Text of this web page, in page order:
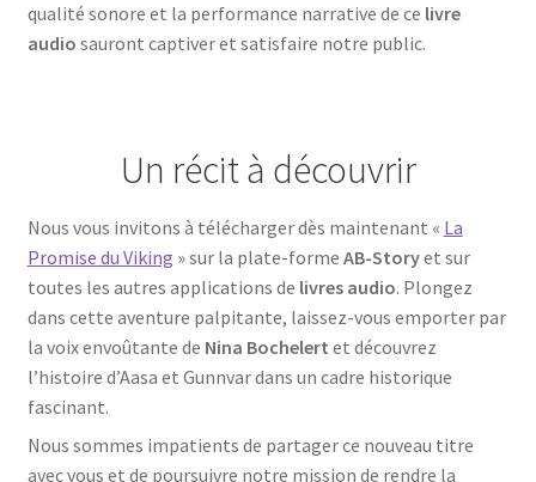
qualité sonore et la performance narrative de ce livre
audio sauront captiver et satisfaire notre public.
Un récit à découvrir
Nous vous invitons à télécharger dès maintenant « La
Promise du Viking » sur la plate-forme AB-Storyet sur
toutes les autres applications de livres audio. Plongez
dans cette aventure palpitante, laissez-vous emporter par
la voix envoûtante de Nina Bochelert et découvrez
l’histoire d’Aasa et Gunnvar dans un cadre historique
fascinant.
Nous sommes impatients de partager ce nouveau titre
avec vous et de poursuivre notre mission de rendre la